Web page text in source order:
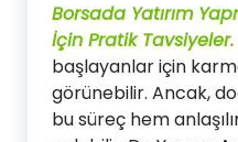
Borsada Yatırım
İçin Pratik Tavsiyeler.
başlayanlar için
görünebilir. Ancak,
bu süreç hem